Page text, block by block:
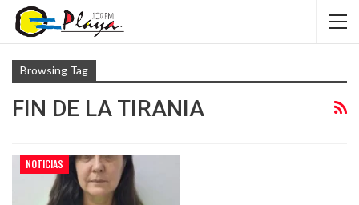
Browsing Tag
FIN DE LA TIRANIA
NOTICIAS